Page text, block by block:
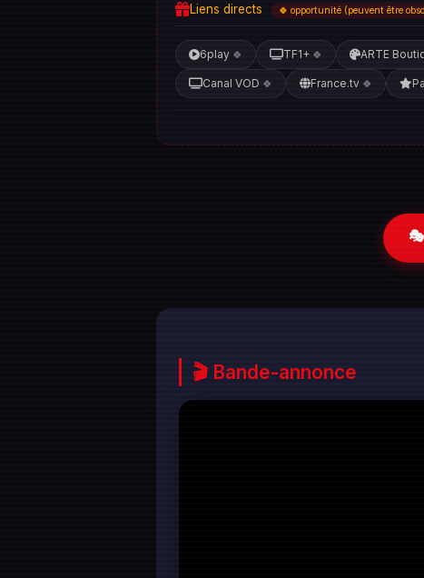
Liens directs 🍀 opportunité (peuvent être
6play 🍀 TF1+ 🍀 ARTE
Canal VOD 🍀 France.tv 🍀
🎬 Bande-annonce